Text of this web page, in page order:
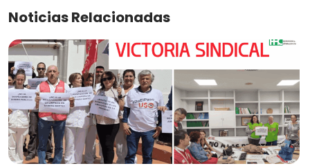
Noticias Relacionadas